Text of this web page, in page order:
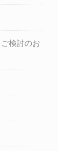
検討のお